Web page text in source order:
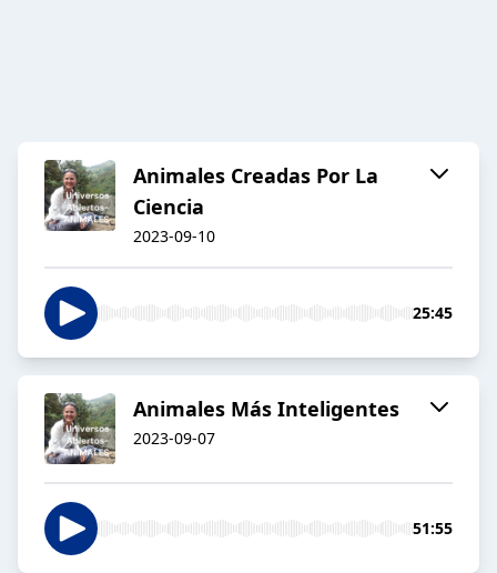
Animales Creadas Por La
Ciencia
2023-09-10
25:45
Animales Más Inteligentes
2023-09-07
51:55